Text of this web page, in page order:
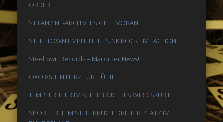
ORDER!
ST FANZINE-ARCHIV: ES GEHT VORAN!
STEELTOWN EMPFIEHLT: PUNK ROCK LIVE ACTION!
Steeltown Records – Mailorder News!
OXO 86: EIN HERZ FÜR HÜTTE!
TEMPELRITTER IM STEELBRUCH: ES WIRD SKURIL!
SPORT FREI! IM STEELBRUCH: DRITTER PLATZ IM